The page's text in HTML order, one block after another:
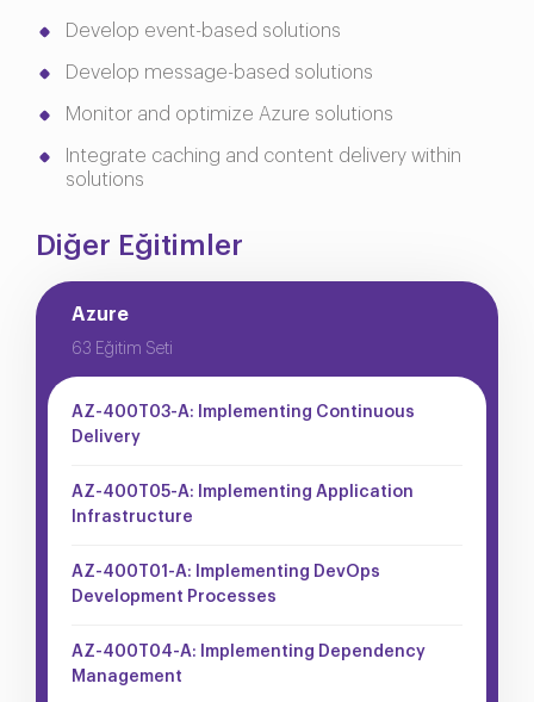
Develop event-based solutions
Develop message-based solutions
Monitor and optimize Azure solutions
Integrate caching and content delivery within
solutions
Diğer Eğitimler
Azure
63 Eğitim Seti
AZ-400T03-A: Implementing Continuous
Delivery
AZ-400T05-A: Implementing Application
Infrastructure
AZ-400T01-A: Implementing DevOps
Development Processes
AZ-400T04-A: Implementing Dependency
Management